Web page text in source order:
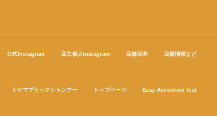
公式Instagram 店主個人Instagram 店舗沿革 店舗情報など
トヤマブラックシャンプー トップページ Easy Accordion test